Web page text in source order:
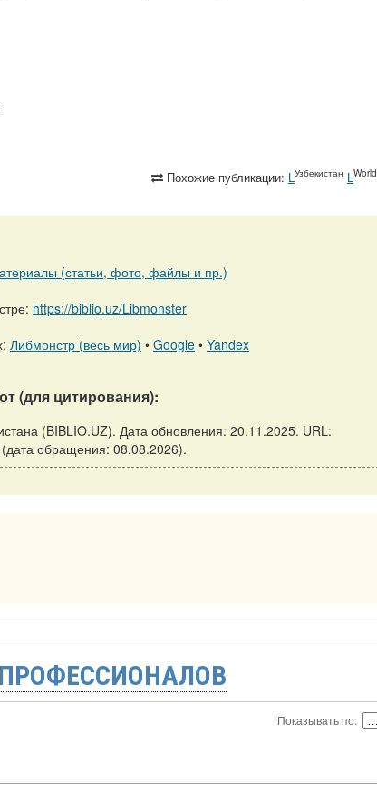
Похожие публикации: L Узбекистан L World
(статьи, фото, файлы и пр.)
https://biblio.uz/Libmonster
Либмонстр (весь мир) • Google • Yandex
(для цитирования):
(BIBLIO.UZ). Дата обновления: 20.11.2025. URL:
обращения: 08.08.2026).
Показывать по: